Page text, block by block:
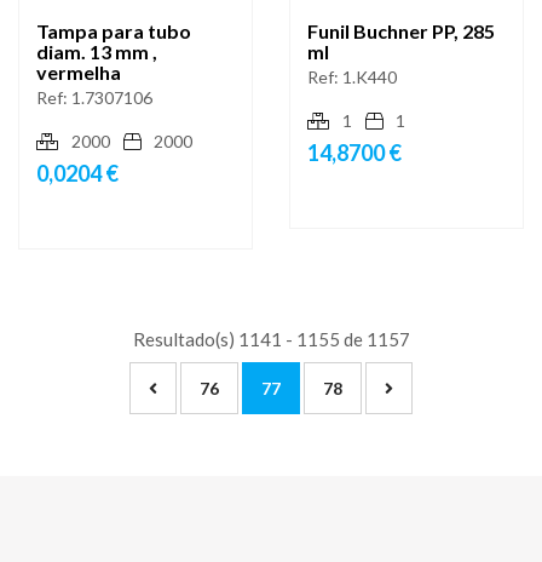
Tampa para tubo
diam. 13 mm ,
vermelha
Ref: 1.7307106
2000 2000
0,0204 €
Funil Buchner PP, 285
ml
Ref: 1.K440
1 1
14,8700 €
Resultado(s) 1141 - 1155 de 1157
76 77 78